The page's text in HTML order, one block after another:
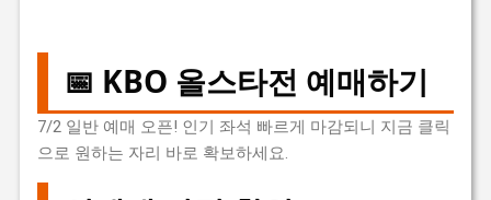
📅 KBO 올스타전 예매하기
7/2 일반 예매 오픈! 인기 좌석 빠르게 마감되니 지금 클릭
으로 원하는 자리 바로 확보하세요.